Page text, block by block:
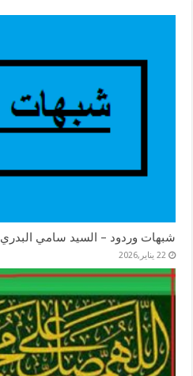
شبهات وردود – السيد سامي البدري
22 يناير,2026